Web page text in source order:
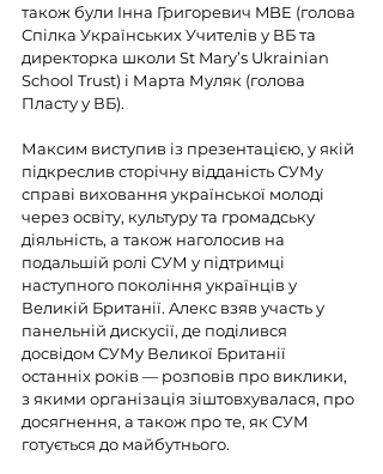
також були Інна Григоревич MBE (голова
Спілка Українських Учителів у ВБ та
директорка школи St Mary’s Ukrainian
School Trust) і Марта Муляк (голова
Пласту у ВБ).
Максим виступив із презентацією, у якій
підкреслив сторічну відданість СУМу
справі виховання української молоді
через освіту, культуру та громадську
діяльність, а також наголосив на
подальшій ролі CУМ у підтримці
наступного покоління українців у
Великій Британії. Aлекс взяв участь у
панельній дискусії, де поділився
досвідом СУМу Великої Британії
останніх років — розповів про виклики,
з якими організація зіштовхувалася, про
досягнення, а також про те, як СУМ
готується до майбутнього.